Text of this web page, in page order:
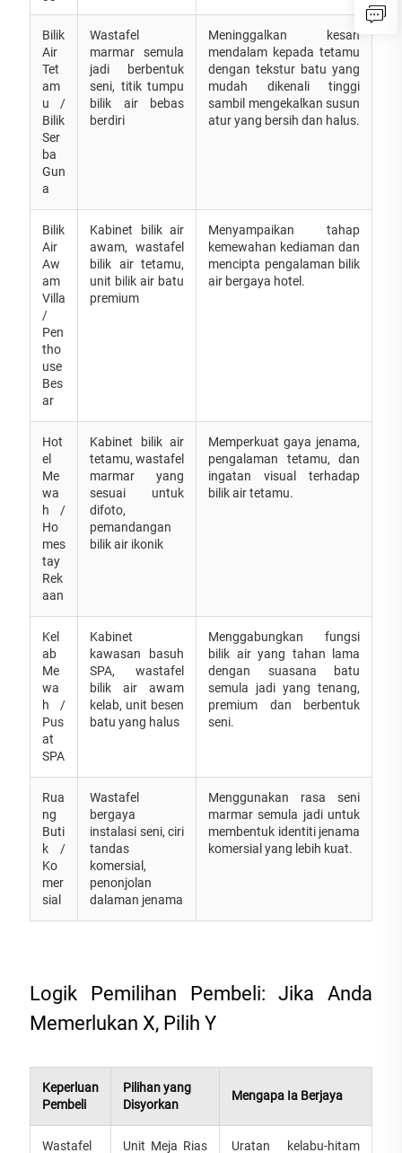
Bilik
Air
Tet
am
u /
Bilik
Ser
ba
Gun
a
Wastafel
marmar semula
jadi berbentuk
seni, titik tumpu
bilik air bebas
berdiri
Meninggalkan kesan
mendalam kepada tetamu
dengan tekstur batu yang
mudah dikenali tinggi
sambil mengekalkan susun
atur yang bersih dan halus.
Bilik
Air
Aw
am
Villa
/
Pen
tho
use
Bes
ar
Kabinet bilik air
awam, wastafel
bilik air tetamu,
unit bilik air batu
premium
Menyampaikan tahap
kemewahan kediaman dan
mencipta pengalaman bilik
air bergaya hotel.
Hot
el
Me
wa
h /
Ho
mes
tay
Rek
aan
Kabinet bilik air
tetamu, wastafel
marmar yang
sesuai untuk
difoto,
pemandangan
bilik air ikonik
Memperkuat gaya jenama,
pengalaman tetamu, dan
ingatan visual terhadap
bilik air tetamu.
Kel
ab
Me
wa
h /
Pus
at
SPA
Kabinet
kawasan basuh
SPA, wastafel
bilik air awam
kelab, unit besen
batu yang halus
Menggabungkan fungsi
bilik air yang tahan lama
dengan suasana batu
semula jadi yang tenang,
premium dan berbentuk
seni.
Rua
ng
Buti
k /
Ko
mer
sial
Wastafel
bergaya
instalasi seni, ciri
tandas
komersial,
penonjolan
dalaman jenama
Menggunakan rasa seni
marmar semula jadi untuk
membentuk identiti jenama
komersial yang lebih kuat.
Logik Pemilihan Pembeli: Jika Anda
Memerlukan X, Pilih Y
Keperluan
Pembeli
Pilihan yang
Disyorkan
Mengapa Ia Berjaya
Wastafel
Unit Meja Rias
Uratan kelabu-hitam